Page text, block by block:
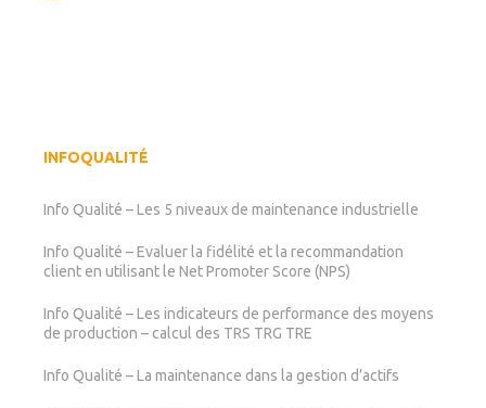
INFOQUALITÉ
Info Qualité – Les 5 niveaux de maintenance industrielle
Info Qualité – Evaluer la fidélité et la recommandation
client en utilisant le Net Promoter Score (NPS)
Info Qualité – Les indicateurs de performance des moyens
de production – calcul des TRS TRG TRE
Info Qualité – La maintenance dans la gestion d’actifs